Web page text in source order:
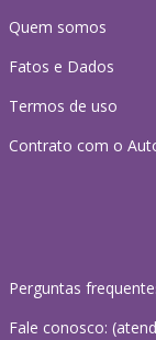
Quem somos
Fatos e Dados
Termos de uso
Contrato com o
Perguntas
Fale conosco: